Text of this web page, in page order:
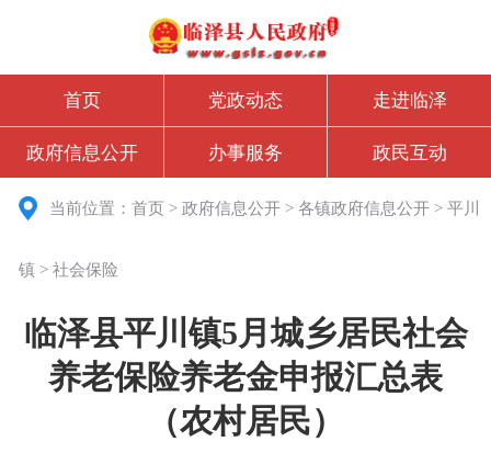
首页 党政动态 走进临泽
政府信息公开 办事服务 政民互动
当前位置：首页 >政府信息公开 >各镇政府信息公开 >平川
镇 >社会保险
临泽县平川镇5月城乡居民社会
养老保险养老金申报汇总表
（农村居民）